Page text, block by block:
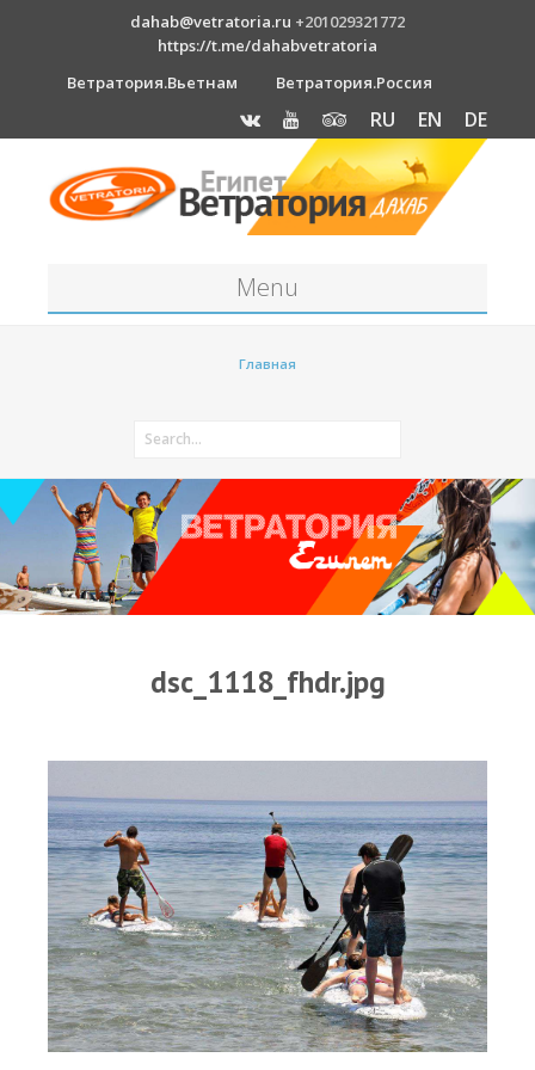
dahab@vetratoria.ru +201029321772
https://t.me/dahabvetratoria
Ветратория.Вьетнам
Ветратория.Россия
RU EN DE
Menu
Как к нам добраться?
Отель Canion
Прогноз погоды
Оборудование
Виртуальный тур Ганет Синай
ВиндСерфКидс
Новости
Медиа
Медиа архив
Фотки
Главная
dsc_1118_fhdr.jpg